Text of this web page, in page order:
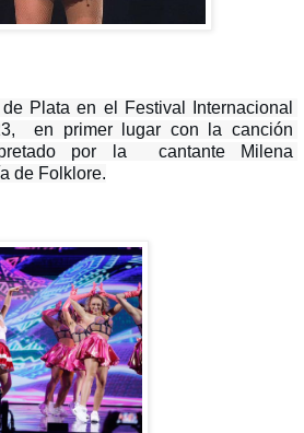
Plata en el Festival Internacional
en primer lugar con la canción
por la  cantante Milena
de Folklore.